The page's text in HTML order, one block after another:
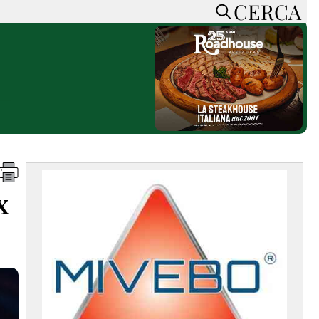
CERCA
ACCEDI o REGISTRATI
CONTATTI
CON NOI
SOSTIENI LA PRESSA
CONOSCI LA PRESSA
COOKIE POLICY
PRIVACY POLICY
FEED RSS
MAPPA DEL SITO
NORMATIVE
DEONTOLOGICHE
CERCA